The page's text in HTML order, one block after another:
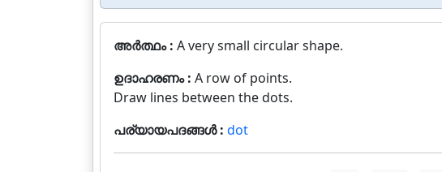
അർത്ഥം : A very small circular shape.
ഉദാഹരണം : A row of points.
Draw lines between the dots.
പര്യായപദങ്ങൾ : dot